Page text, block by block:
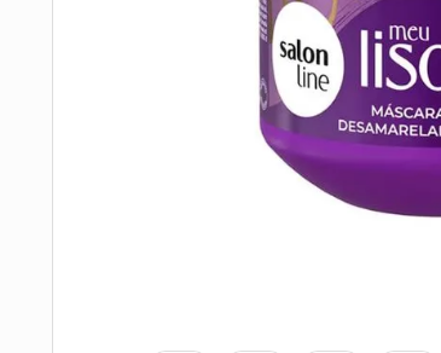
9º esmalte
10 ºabsorvente